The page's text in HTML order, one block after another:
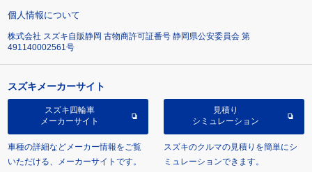
個人情報について
株式会社 スズキ自販静岡 古物商許可証番号 静岡県公安委員会 第
491140002561号
スズキメーカーサイト
スズキ四輪車
メーカーサイト
車種の詳細などメーカー情報をご覧
いただける、メーカーサイトです。
見積り
シミュレーション
スズキのクルマの見積りを簡単にシ
ミュレーションできます。